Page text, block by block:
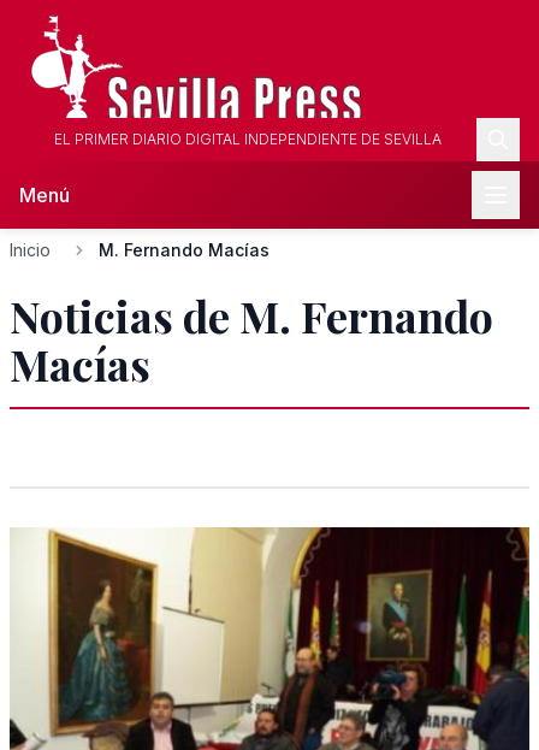
EL PRIMER DIARIO DIGITAL INDEPENDIENTE DE SEVILLA
Menú
Inicio M. Fernando Macías
Noticias de M. Fernando
Macías